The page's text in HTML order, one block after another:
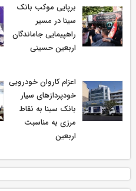
برپایی موکب بانک
سینا در مسیر
راهپیمایی جاماندگان
اربعین حسینی
اعزام کاروان خودرویی
خودپردازهای سیار
بانک سینا به نقاط
مرزی به مناسبت
اربعین